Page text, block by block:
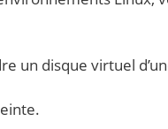
un disque virtuel